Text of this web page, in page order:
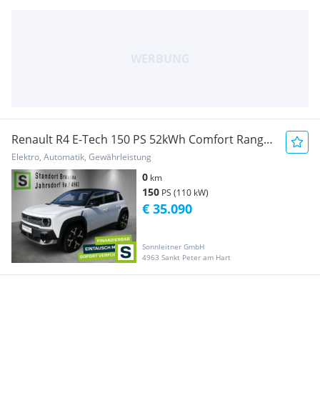
Renault R4 E-Tech 150 PS 52kWh Comfort Range
Techno Ple...
Elektro, Automatik, Gewährleistung
0 km
150 PS (110 kW)
Sonnleitner GmbH
4963 Sankt Peter am Hart
€ 35.090